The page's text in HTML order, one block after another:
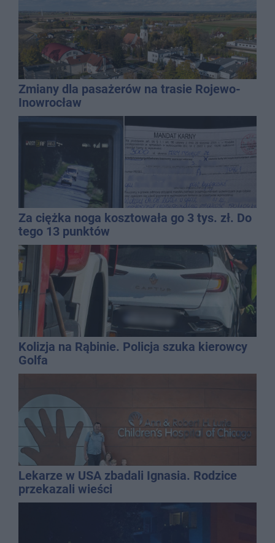
Zmiany dla pasażerów na trasie Rojewo-
Inowrocław
Za ciężka noga kosztowała go 3 tys. zł. Do
tego 13 punktów
Kolizja na Rąbinie. Policja szuka kierowcy
Golfa
Lekarze w USA zbadali Ignasia. Rodzice
przekazali wieści